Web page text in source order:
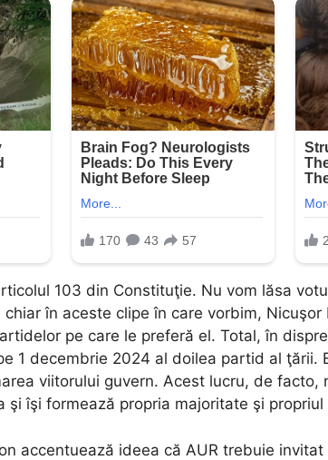
103 din Constituţie. Nu vom lăsa
chiar în aceste clipe în care vorbim,
pe care le preferă el. Total, în
1 decembrie 2024 al doilea partid al ţării.
viitorului guvern. Acest lucru, de facto,
şi îşi formează propria majoritate şi propriul
accentuează ideea că AUR trebuie